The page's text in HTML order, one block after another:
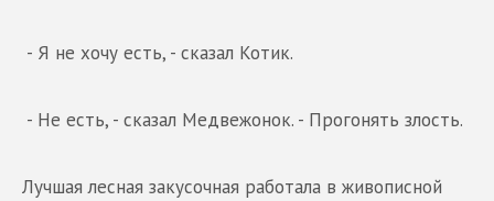
- Я не хочу есть, - сказал Котик.
- Не есть, - сказал Медвежонок. - Прогонять злость.
Лучшая лесная закусочная работала в живописной